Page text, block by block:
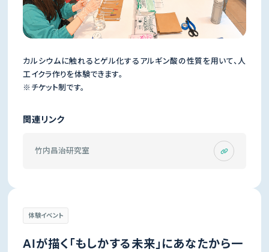
カルシウムに触れるとゲル化するアルギン酸の性質を用いて、人
工イクラ作りを体験できます。
※チケット制です。
関連リンク
竹内昌治研究室
体験イベント
AIが描く「もしかする未来」にあなたから一